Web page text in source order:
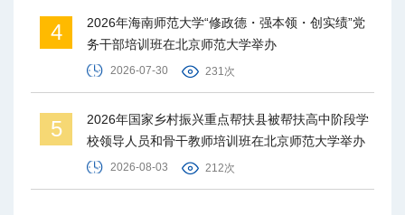
4
2026年海南师范大学“修政德・强本领・创实绩”党
务干部培训班在北京师范大学举办
2026-07-30 231次
5
2026年国家乡村振兴重点帮扶县被帮扶高中阶段学
校领导人员和骨干教师培训班在北京师范大学举办
2026-08-03 212次